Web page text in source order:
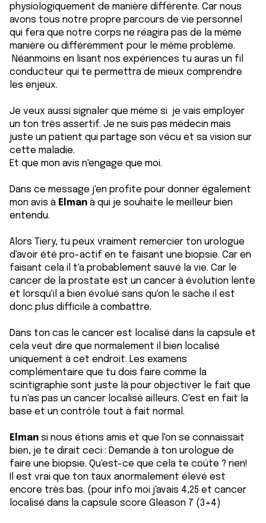
physiologiquement de manière différente. Car nous
avons tous notre propre parcours de vie personnel
qui fera que notre corps ne réagira pas de la même
manière ou différemment pour le même problème.
Néanmoins en lisant nos expériences tu auras un fil
conducteur qui te permettra de mieux comprendre
les enjeux.
Je veux aussi signaler que même si je vais employer
un ton très assertif. Je ne suis pas médecin mais
juste un patient qui partage son vécu et sa vision sur
cette maladie.
Et que mon avis n'engage que moi.
Dans ce message j'en profite pour donner également
mon avis à Elman à qui je souhaite le meilleur bien
entendu.
Alors Tiery, tu peux vraiment remercier ton urologue
d'avoir été pro-actif en te faisant une biopsie. Car en
faisant cela il t'a probablement sauvé la vie. Car le
cancer de la prostate est un cancer à évolution lente
et lorsqu'il a bien évolué sans qu'on le sache il est
donc plus difficile à combattre.
Dans ton cas le cancer est localisé dans la capsule et
cela veut dire que normalement il bien localisé
uniquement à cet endroit. Les examens
complémentaire que tu dois faire comme la
scintigraphie sont juste là pour objectiver le fait que
tu n'as pas un cancer localisé ailleurs. C'est en fait la
base et un contrôle tout à fait normal.
Elman si nous étions amis et que l'on se connaissait
bien, je te dirait ceci : Demande à ton urologue de
faire une biopsie. Qu'est-ce que cela te coûte ? rien!
Il est vrai que ton taux anormalement élevé est
encore très bas. (pour info moi j'avais 4,25 et cancer
localisé dans la capsule score Gleason 7 (3+4)